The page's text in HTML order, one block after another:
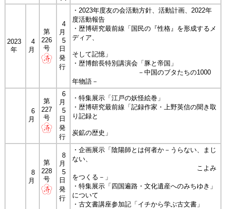
2023
年
4
月
第
226
号
4
月
5
日
発
行
・2023年度友の会活動方針、活動計画、2022年
度活動報告
・歴博研究最前線「国民の『性格』を形成するメ
ディア、
そして記憶」
・歴博館長特別講演会「豚と帝国」
－中国のブタたちの1000
年物語－
6
月
第
227
号
6
月
5
日
発
行
・特集展示「江戸の妖怪絵巻」
・歴博研究最前線「記録作家・上野英信の聞き取
り記録と
炭鉱の歴史」
8
月
第
228
号
8
月
5
日
発
行
・企画展示「陰陽師とは何者か－うらない、まじ
ない、
こよみ
をつくる－」
・特集展示「四国遍路・文化遺産へのみちゆき」
について
・古文書講座参加記「イチから学ぶ古文書」